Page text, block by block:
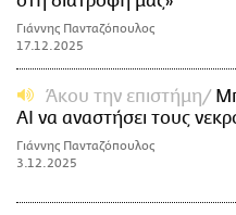
Γιάννης Πανταζόπουλος
17.12.2025
Άκου την επιστήμη
ΑΙ να αναστήσει τους
Γιάννης Πανταζόπουλος
3.12.2025